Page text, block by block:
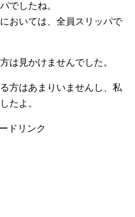
でしたね。
おいては、全員スリッパで
は見かけませんでした。
方はあまりいませんし、私
たよ。
ドリンク